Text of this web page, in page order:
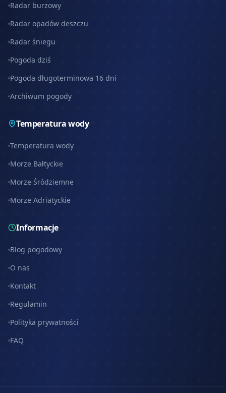
Radar burzowy
Radar opadów deszczu
Radar śniegu
Pogoda dziś
Pogoda długoterminowa 16 dni
Archiwum pogody
Temperatura wody
Temperatura wody
Morze Bałtyckie
Morze Śródziemne
Morze Adriatyckie
Informacje
Blog pogodowy
O nas
Kontakt
Regulamin
Polityka prywatności
FAQ